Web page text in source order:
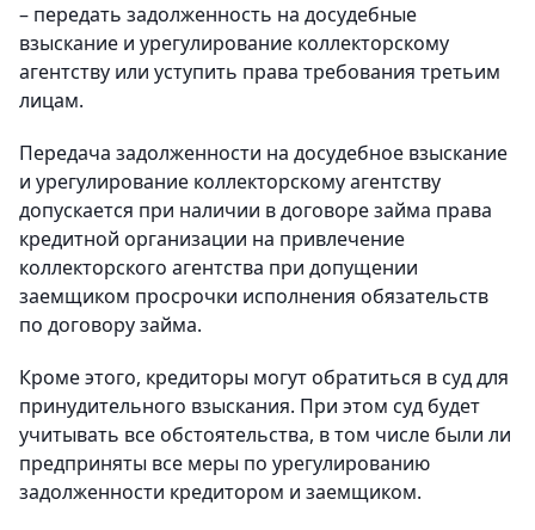
– передать задолженность на досудебные
взыскание и урегулирование коллекторскому
агентству или уступить права требования третьим
лицам.
Передача задолженности на досудебное взыскание
и урегулирование коллекторскому агентству
допускается при наличии в договоре займа права
кредитной организации на привлечение
коллекторского агентства при допущении
заемщиком просрочки исполнения обязательств
по договору займа.
Кроме этого, кредиторы могут обратиться в суд для
принудительного взыскания. При этом суд будет
учитывать все обстоятельства, в том числе были ли
предприняты все меры по урегулированию
задолженности кредитором и заемщиком.